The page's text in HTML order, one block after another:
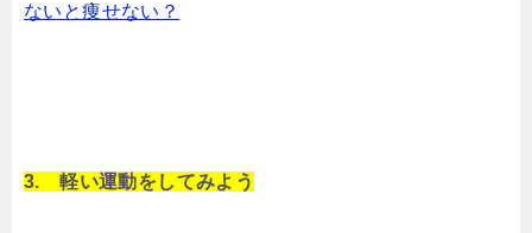
ないと痩せない？
3. 軽い運動をしてみよう